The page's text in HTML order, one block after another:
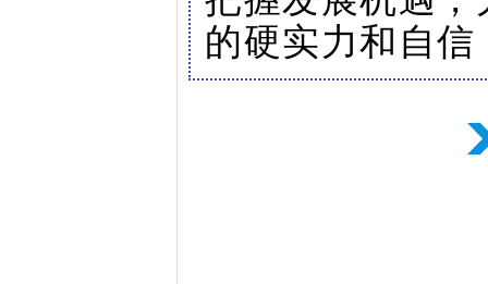
的硬实力和自